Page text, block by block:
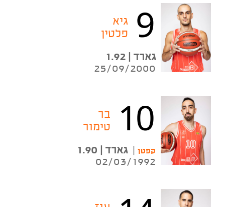
9
גיא
פלטין
גארד | 1.92
25/09/2000
10
בר
טימור
קפטן |גארד | 1.90
02/03/1992